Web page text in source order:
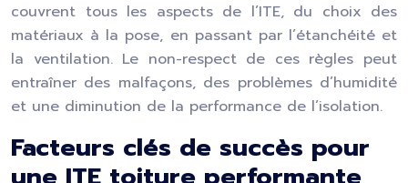
couvrent tous les aspects de l’ITE, du choix des
matériaux à la pose, en passant par l’étanchéité et
la ventilation. Le non-respect de ces règles peut
entraîner des malfaçons, des problèmes d’humidité
et une diminution de la performance de l’isolation.
Facteurs clés de succès pour